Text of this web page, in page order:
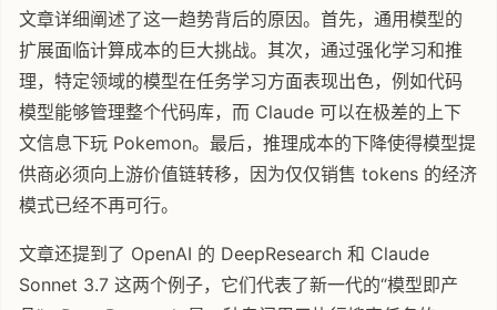
文章详细阐述了这一趋势背后的原因。首先，通用模型的
扩展面临计算成本的巨大挑战。其次，通过强化学习和推
理，特定领域的模型在任务学习方面表现出色，例如代码
模型能够管理整个代码库，而 Claude 可以在极差的上下
文信息下玩 Pokemon。最后，推理成本的下降使得模型提
供商必须向上游价值链转移，因为仅仅销售 tokens 的经济
模式已经不再可行。
文章还提到了 OpenAI 的 DeepResearch 和 Claude
Sonnet 3.7 这两个例子，它们代表了新一代的“模型即产